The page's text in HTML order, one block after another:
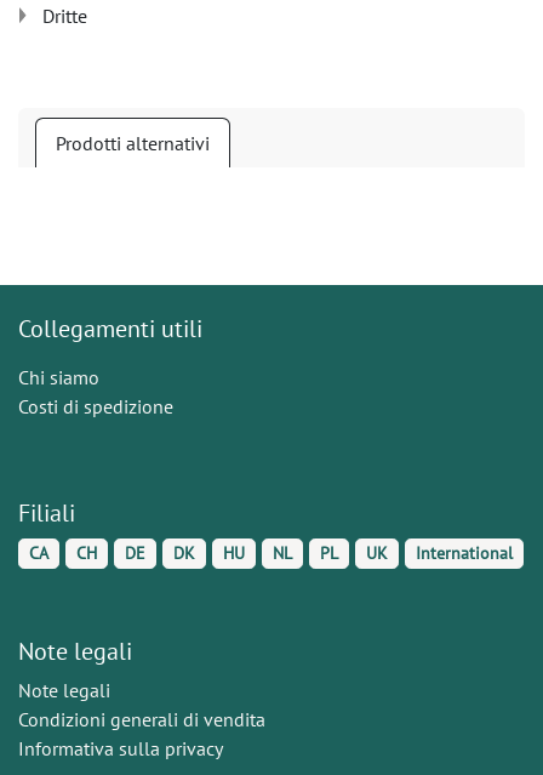
Dritte
Prodotti alternativi
Collegamenti utili
Chi siamo
Costi di spedizione
Filiali
CA CH DE DK HU NL PL UK International
Note legali
Note legali
Condizioni generali di vendita
Informativa sulla privacy